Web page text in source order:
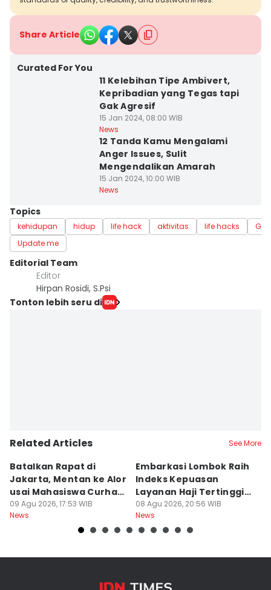
Share Article
Curated For You
11 Kelebihan Tipe Ambivert,
Kepribadian yang Tegas tapi
Gak Agresif
15 Jan 2024, 08:00 WIB
News
12 Tanda Kamu Mengalami
Anger Issues, Sulit
Mengendalikan Amarah
15 Jan 2024, 10:00 WIB
News
Topics
kehidupan hidup life hack aktivitas life hacks
Update me
Editorial Team
Editor
Hirpan Rosidi, S.Psi
Tonton lebih seru di
Related Articles See More
Batalkan Rapat di
Jakarta, Mentan ke Alor
usai Mahasiswa Curhat
Beras Mahal
09 Agu 2026, 17:53 WIB
News
Embarkasi Lombok Raih
Indeks Kepuasan
Layanan Haji Tertinggi
Nasional
08 Agu 2026, 20:56 WIB
News